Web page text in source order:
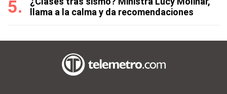
llama a la calma y da recomendaciones